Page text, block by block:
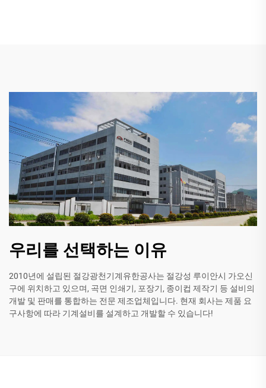
우리를 선택하는 이유
2010년에 설립된 절강광천기계유한공사는 절강성 루이안시 가오신
구에 위치하고 있으며, 곡면 인쇄기, 포장기, 종이컵 제작기 등 설비의
개발 및 판매를 통합하는 전문 제조업체입니다. 현재 회사는 제품 요
구사항에 따라 기계설비를 설계하고 개발할 수 있습니다!